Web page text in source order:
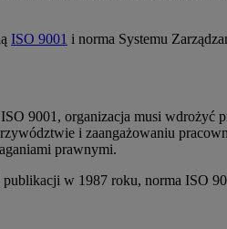
ISO 9001 i norma Systemu
9001, organizacja musi wdrożyć
i zaangażowaniu
prawnymi.
w 1987 roku, norma ISO